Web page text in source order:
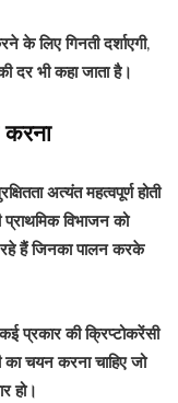
के लिए गिनती दर्शाएगी,
दर भी कहा जाता है।
करना
अत्यंत महत्वपूर्ण होती
विभाजन को
रहे हैं जिनका पालन करके
प्रकार की क्रिप्टोकरेंसी
चयन करना चाहिए जो
हो।